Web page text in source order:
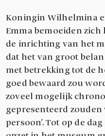
Koningin Wilhelmina
Emma bemoeiden
de inrichting van het
dat het van groot
met betrekking tot de
goed bewaard zou
zoveel mogelijk
gepresenteerd zouden
persoon’. Tot op de